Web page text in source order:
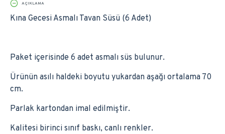
AÇIKLAMA
Kına Gecesi Asmalı Tavan Süsü (6 Adet)
Paket içerisinde 6 adet asmalı süs bulunur.
Ürünün asılı haldeki boyutu yukardan aşağı ortalama 70
cm.
Parlak kartondan imal edilmiştir.
Kalitesi birinci sınıf baskı, canlı renkler.